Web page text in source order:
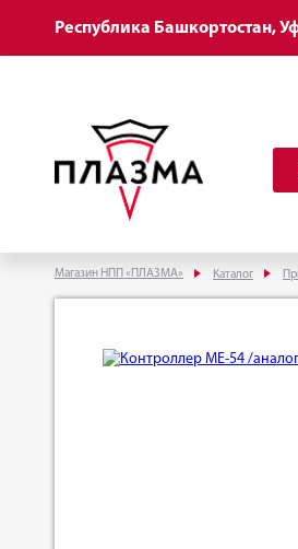
Республика Башкортостан,
Магазин НПП «ПЛАЗМА» Каталог